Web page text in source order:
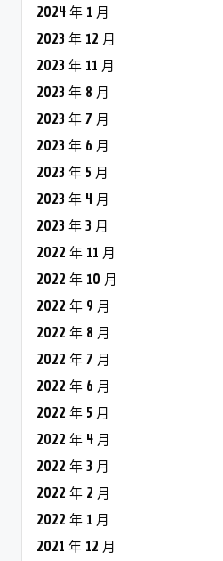
2024 年 1 月
2023 年 12 月
2023 年 11 月
2023 年 8 月
2023 年 7 月
2023 年 6 月
2023 年 5 月
2023 年 4 月
2023 年 3 月
2022 年 11 月
2022 年 10 月
2022 年 9 月
2022 年 8 月
2022 年 7 月
2022 年 6 月
2022 年 5 月
2022 年 4 月
2022 年 3 月
2022 年 2 月
2022 年 1 月
2021 年 12 月